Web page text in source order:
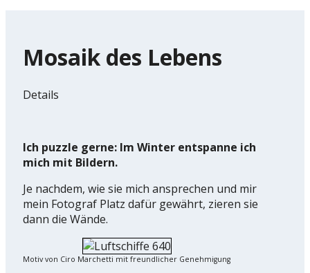
Mosaik des Lebens
Details
Ich puzzle gerne: Im Winter entspanne ich
mich mit Bildern.
Je nachdem, wie sie mich ansprechen und mir
mein Fotograf Platz dafür gewährt, zieren sie
dann die Wände.
Motiv von Ciro Marchetti mit freundlicher Genehmigung